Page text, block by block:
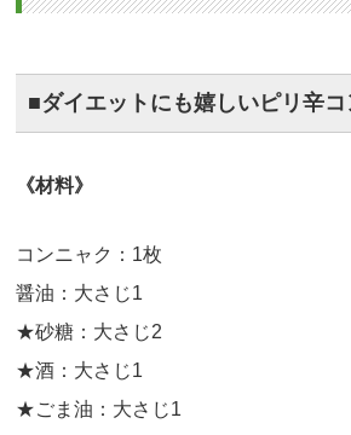
■ダイエットにも嬉しいピリ辛コ
《材料》
コンニャク：1枚
醤油：大さじ1
★砂糖：大さじ2
★酒：大さじ1
★ごま油：大さじ1